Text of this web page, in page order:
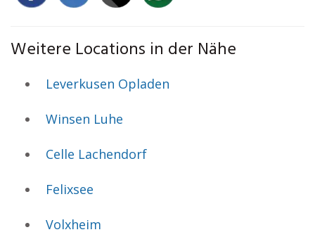
Weitere Locations in der Nähe
Leverkusen Opladen
Winsen Luhe
Celle Lachendorf
Felixsee
Volxheim